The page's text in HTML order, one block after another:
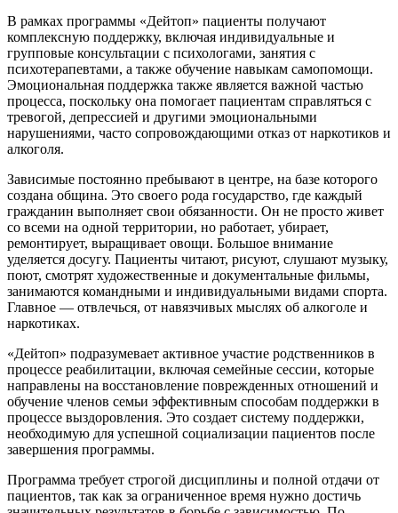
В рамках программы «Дейтоп» пациенты получают
комплексную поддержку, включая индивидуальные и
групповые консультации с психологами, занятия с
психотерапевтами, а также обучение навыкам самопомощи.
Эмоциональная поддержка также является важной частью
процесса, поскольку она помогает пациентам справляться с
тревогой, депрессией и другими эмоциональными
нарушениями, часто сопровождающими отказ от наркотиков и
алкоголя.
Зависимые постоянно пребывают в центре, на базе которого
создана община. Это своего рода государство, где каждый
гражданин выполняет свои обязанности. Он не просто живет
со всеми на одной территории, но работает, убирает,
ремонтирует, выращивает овощи. Большое внимание
уделяется досугу. Пациенты читают, рисуют, слушают музыку,
поют, смотрят художественные и документальные фильмы,
занимаются командными и индивидуальными видами спорта.
Главное — отвлечься, от навязчивых мыслях об алкоголе и
наркотиках.
«Дейтоп» подразумевает активное участие родственников в
процессе реабилитации, включая семейные сессии, которые
направлены на восстановление поврежденных отношений и
обучение членов семьи эффективным способам поддержки в
процессе выздоровления. Это создает систему поддержки,
необходимую для успешной социализации пациентов после
завершения программы.
Программа требует строгой дисциплины и полной отдачи от
пациентов, так как за ограниченное время нужно достичь